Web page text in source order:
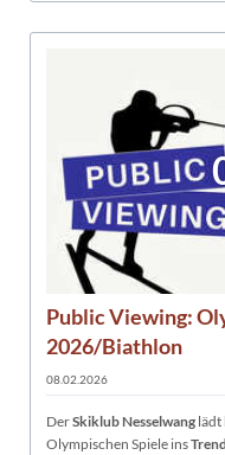
Public Viewing:
2026/Biathlon
08.02.2026
DerSkiklub Nesselwang lädt
Olympischen Spiele ins